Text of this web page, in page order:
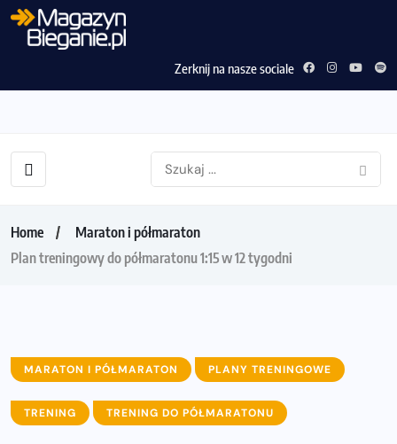
Zerknij na nasze sociale
Home
Maraton i półmaraton
Plan treningowy do półmaratonu 1:15 w 12 tygodni
MARATON I PÓŁMARATON PLANY TRENINGOWE
TRENING TRENING DO PÓŁMARATONU